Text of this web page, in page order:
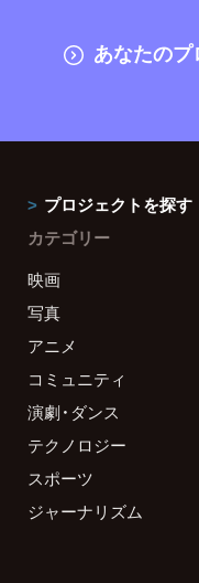
あなたの
プロジェクトを探す
カテゴリー
映画
写真
アニメ
コミュニティ
演劇・ダンス
テクノロジー
スポーツ
ジャーナリズム